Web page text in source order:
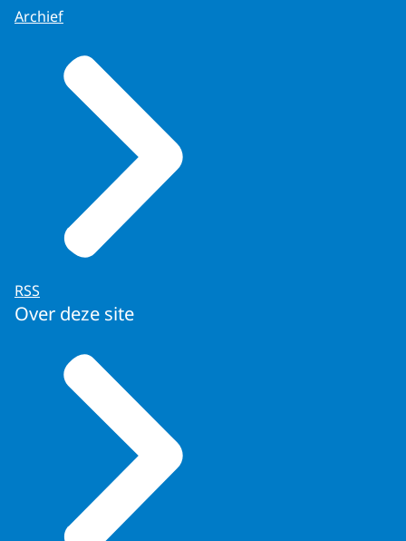
Archief
RSS
Over deze site